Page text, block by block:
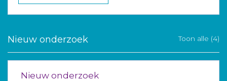
Nieuw onderzoek Toon alle (4)
Nieuw onderzoek